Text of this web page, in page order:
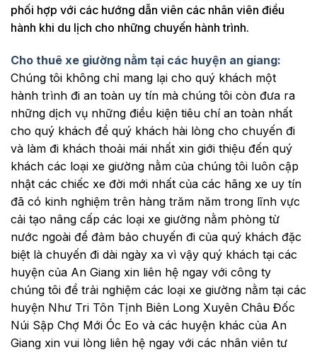
phối hợp với các hướng dẫn viên các nhân viên điều
hành khi du lịch cho những chuyến hành trình.
Cho thuê xe giường nằm tại các huyện an giang:
Chúng tôi không chỉ mang lại cho quý khách một
hành trình đi an toàn uy tín mà chúng tôi còn đưa ra
những dịch vụ những điều kiện tiêu chí an toàn nhất
cho quý khách để quý khách hài lòng cho chuyến đi
và làm đi khách thoải mái nhất xin giới thiệu đến quý
khách các loại xe giường nằm của chúng tôi luôn cập
nhật các chiếc xe đời mới nhất của các hãng xe uy tín
đã có kinh nghiệm trên hàng trăm năm trong lĩnh vực
cải tạo nâng cấp các loại xe giường nằm phòng từ
nước ngoài để đảm bảo chuyến đi của quý khách đặc
biệt là chuyến đi dài ngày xa vì vậy quý khách tại các
huyện của An Giang xin liên hệ ngay với công ty
chúng tôi để trải nghiệm các loại xe giường nằm tại các
huyện Như Tri Tôn Tịnh Biên Long Xuyên Châu Đốc
Núi Sập Chợ Mới Óc Eo và các huyện khác của An
Giang xin vui lòng liên hệ ngay với các nhân viên tư